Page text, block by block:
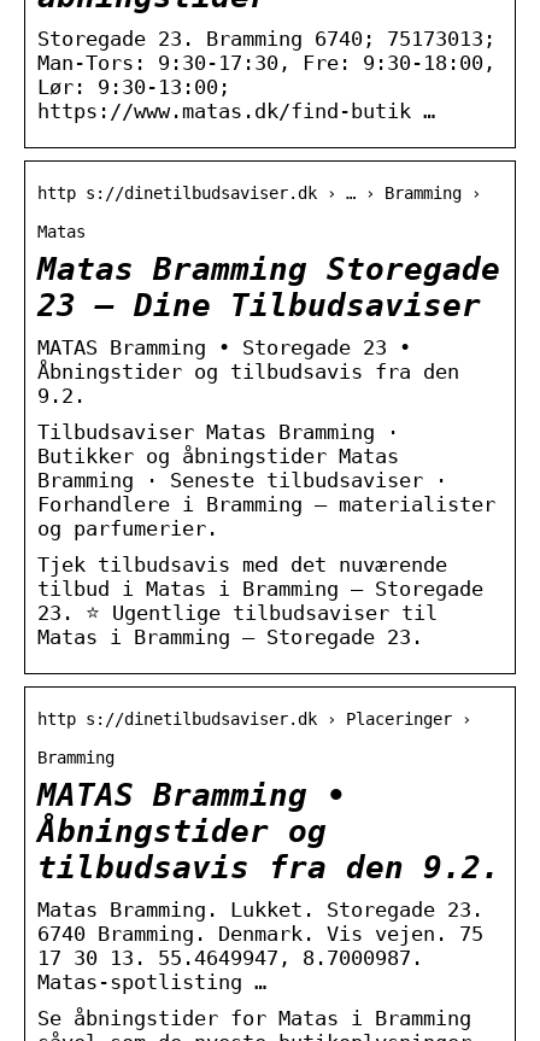
Storegade 23. Bramming 6740; 75173013;
Man-Tors: 9:30-17:30, Fre: 9:30-18:00,
Lør: 9:30-13:00;
https://www.matas.dk/find-butik …
http s://dinetilbudsaviser.dk › … › Bramming ›
Matas
Matas Bramming Storegade
23 – Dine Tilbudsaviser
MATAS Bramming • Storegade 23 •
Åbningstider og tilbudsavis fra den
9.2.
Tilbudsaviser Matas Bramming ·
Butikker og åbningstider Matas
Bramming · Seneste tilbudsaviser ·
Forhandlere i Bramming – materialister
og parfumerier.
Tjek tilbudsavis med det nuværende
tilbud i Matas i Bramming – Storegade
23. ⭐ Ugentlige tilbudsaviser til
Matas i Bramming – Storegade 23.
http s://dinetilbudsaviser.dk › Placeringer ›
Bramming
MATAS Bramming •
Åbningstider og
tilbudsavis fra den 9.2.
Matas Bramming. Lukket. Storegade 23.
6740 Bramming. Denmark. Vis vejen. 75
17 30 13. 55.4649947, 8.7000987.
Matas-spotlisting …
Se åbningstider for Matas i Bramming